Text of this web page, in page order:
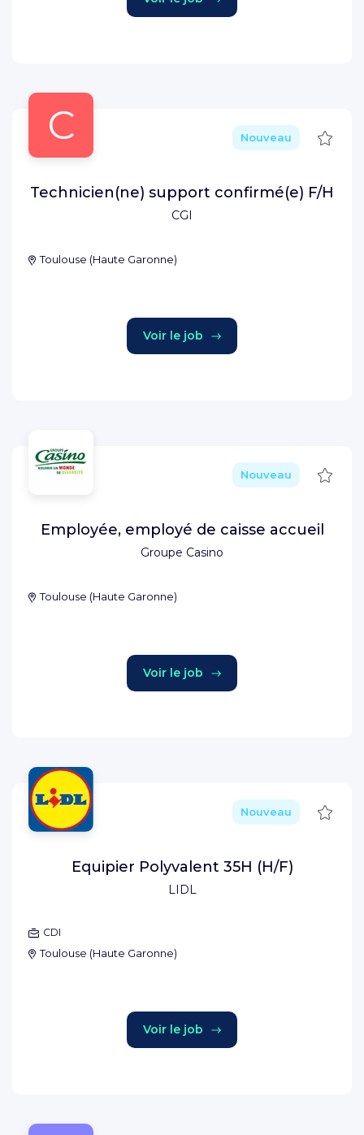
C
CGI
Nouveau
Technicien(ne) support confirmé(e) F/H
Toulouse (Haute Garonne)
Voir le job
Groupe Casino
Nouveau
Employée, employé de caisse accueil
Toulouse (Haute Garonne)
Voir le job
LIDL
Nouveau
Equipier Polyvalent 35H (H/F)
CDI
Toulouse (Haute Garonne)
Voir le job